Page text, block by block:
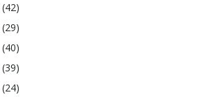
(42)
(29)
(40)
(39)
(24)